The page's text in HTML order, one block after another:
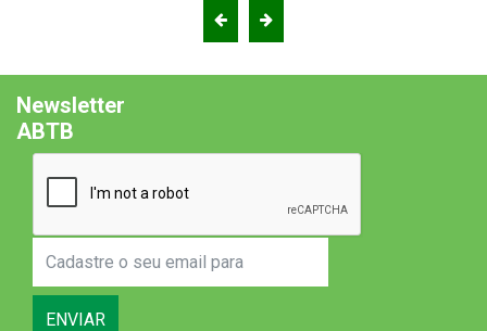
Newsletter
ABTB
ENVIAR